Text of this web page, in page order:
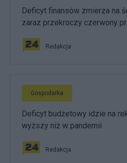
Deficyt finansów zmierza na
zaraz przekroczy czerwony
Redakcja
Gospodarka
Deficyt budżetowy idzie na
wyższy niż w pandemii
Redakcja